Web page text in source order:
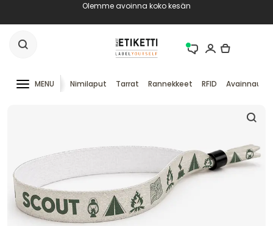
Olemme avoinna koko kesän
MENU Nimilaput Tarrat Rannekkeet RFID